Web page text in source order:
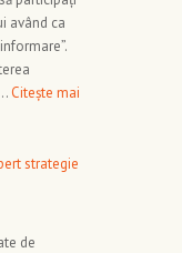
având ca
Citește mai
strategie
de